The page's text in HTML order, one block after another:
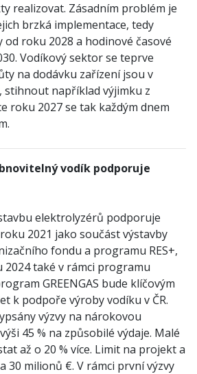
realizovat. Zásadním problém je
brzká implementace, tedy
roku 2028 a hodinové časové
Vodíkový sektor se teprve
na dodávku zařízení jsou v
stihnout například výjimku z
roku 2027 se tak každým dnem
vodík podporuje
elektrolyzérů podporuje
2021 jako součást výstavby
fondu a programu RES+,
2024 také v rámci programu
GREENGAS bude klíčovým
k podpoře výroby vodíku v ČR.
výzvy na nárokovou
45 % na způsobilé výdaje. Malé
až o 20 % více. Limit na projekt a
30 milionů €. V rámci první výzvy